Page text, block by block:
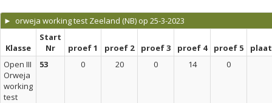
► orweja working test Zeeland (NB) op 25-3-2023
Klasse
Start
Nr
proef 1 proef 2 proef 3 proef 4 proef 5
Open III
Orweja
working
test
53 0 20 0 14 0